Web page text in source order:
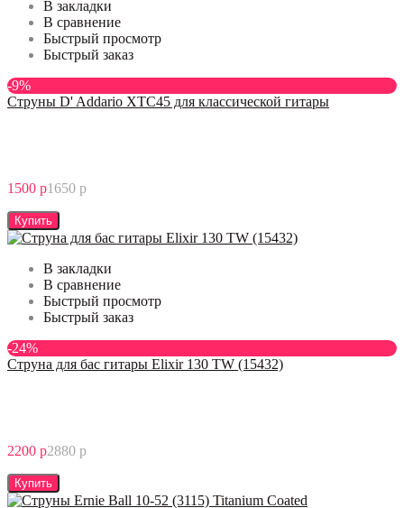
В закладки
В сравнение
Быстрый просмотр
Быстрый заказ
-9%
Струны D' Addario XTC45 для классической гитары
1500 р1650 р
Купить
В закладки
В сравнение
Быстрый просмотр
Быстрый заказ
-24%
Cтруна для бас гитары Elixir 130 TW (15432)
2200 р2880 р
Купить